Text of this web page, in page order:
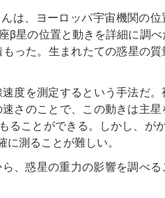
は、ヨーロッパ宇宙機関の位
β星の位置と動きを詳細に調べ
った。生まれたての惑星の
度を測定するという手法だ。
さのことで、この動きは主星
ることができる。しかし、が
測ることが難しい。
、惑星の重力の影響を調べる